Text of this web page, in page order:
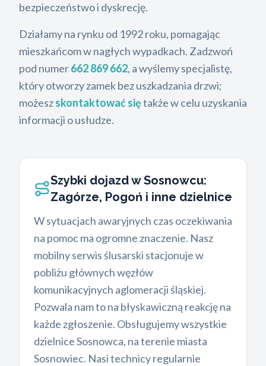
bezpieczeństwo i dyskrecję.
Działamy na rynku od 1992 roku, pomagając
mieszkańcom w nagłych wypadkach. Zadzwoń
pod numer662 869 662, a wyślemy specjalistę,
który otworzy zamek bez uszkadzania drzwi;
możeszskontaktować siętakże w celu uzyskania
informacji o usłudze.
Szybki dojazd w Sosnowcu:
Zagórze, Pogoń i inne dzielnice
W sytuacjach awaryjnych czas oczekiwania
na pomoc ma ogromne znaczenie. Nasz
mobilny serwis ślusarski stacjonuje w
pobliżu głównych węzłów
komunikacyjnych aglomeracji śląskiej.
Pozwala nam to na błyskawiczną reakcję na
każde zgłoszenie. Obsługujemy wszystkie
dzielnice Sosnowca, na terenie miasta
Sosnowiec. Nasi technicy regularnie